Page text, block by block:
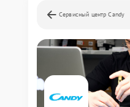
Сервисный центр Candy